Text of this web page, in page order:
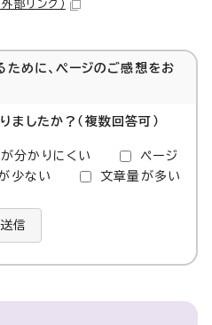
外部リンク）
ために、ページのご感想をお
ましたか？（複数回答可）
分かりにくい
ページ
少ない 文章量が多い
送信